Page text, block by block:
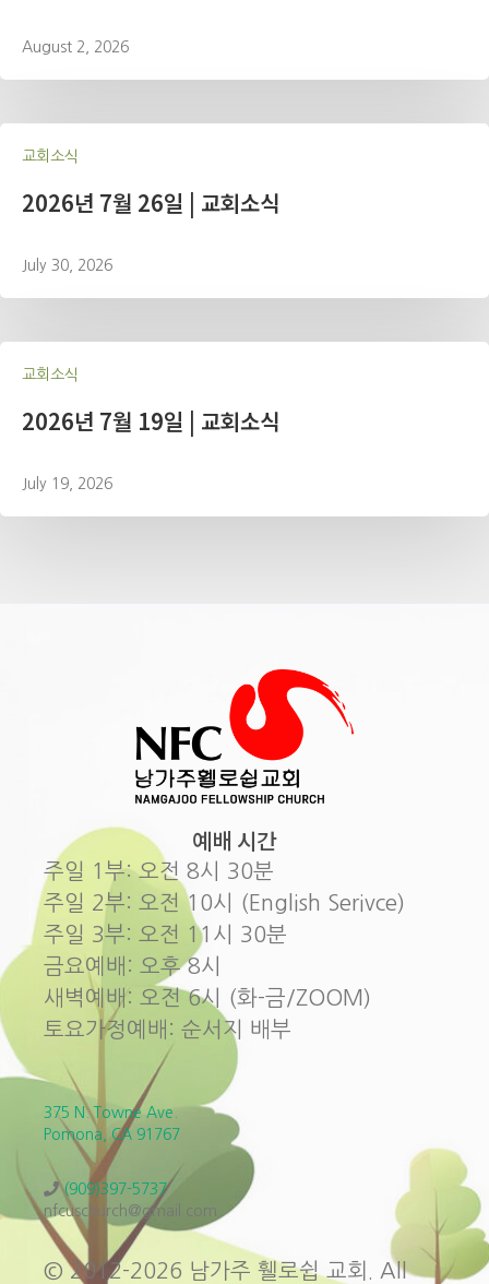
August 2, 2026
교회소식
2026년 7월 26일 | 교회소식
July 30, 2026
교회소식
2026년 7월 19일 | 교회소식
July 19, 2026
예배 시간
주일 1부: 오전 8시 30분
주일 2부: 오전 10시 (English Serivce)
주일 3부: 오전 11시 30분
금요예배: 오후 8시
새벽예배: 오전 6시 (화-금/ZOOM)
토요가정예배: 순서지 배부
375 N. Towne Ave.
Pomona, CA 91767
(909)397-5737
nfcuschurch@gmail.com
© 2012-2026 남가주 휄로쉽 교회. All